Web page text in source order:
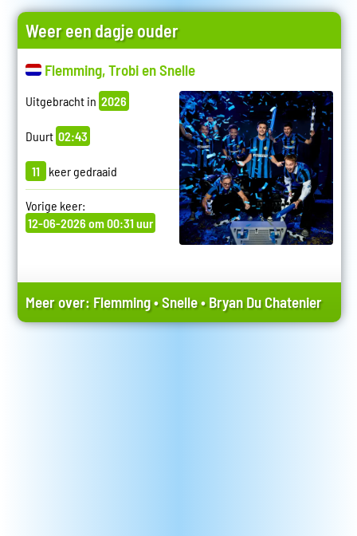
Weer een dagje ouder
Flemming, Trobi en Snelle
Uitgebracht in 2026
Duurt 02:43
11 keer gedraaid
Vorige keer:
12-06-2026 om 00:31 uur
Meer over: Flemming•Snelle•Bryan Du Chatenier